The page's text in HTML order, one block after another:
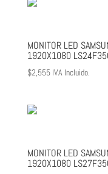
MONITOR LED
1920X1080
$2,555 IVA Incluido.
MONITOR LED
1920X1080